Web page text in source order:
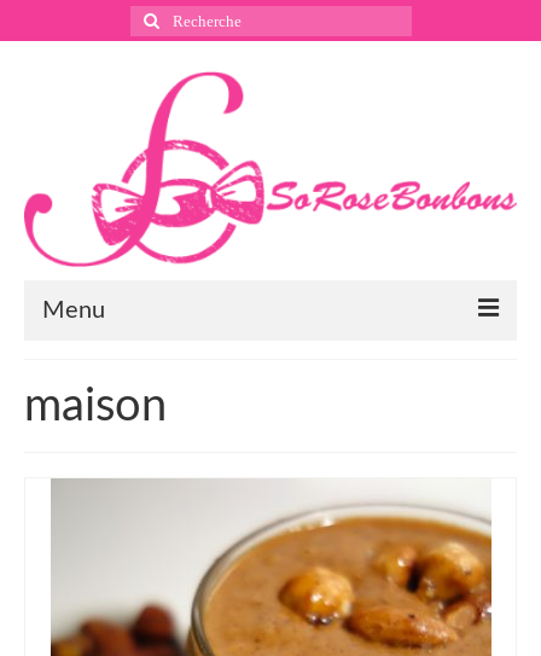
Rechercher
:
Menu
Instagram
Pinterest
Entrées
maison